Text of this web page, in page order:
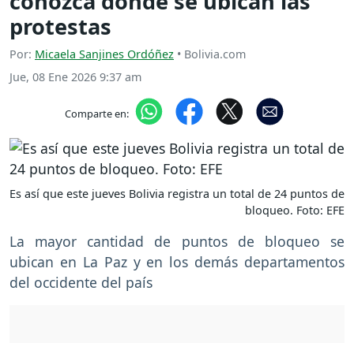
protestas
Por: Micaela Sanjines Ordóñez • Bolivia.com
Jue, 08 Ene 2026 9:37 am
Comparte en:
Es así que este jueves Bolivia registra un total de 24 puntos de
bloqueo. Foto: EFE
La mayor cantidad de puntos de bloqueo se
ubican en La Paz y en los demás departamentos
del occidente del país